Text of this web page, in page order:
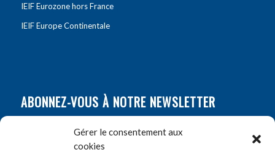
Gérer le consentement aux
cookies
IEIF Eurozone hors France
IEIF Europe Continentale
ABONNEZ-VOUS À NOTRE NEWSLETTER